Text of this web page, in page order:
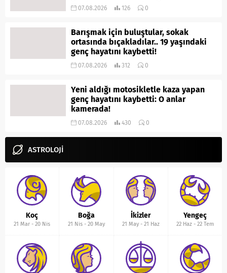
07.08.2026 126 0
Barışmak için buluştular, sokak
ortasında bıçakladılar.. 19 yaşındaki
genç hayatını kaybetti!
07.08.2026 312 0
Yeni aldığı motosikletle kaza yapan
genç hayatını kaybetti: O anlar
kamerada!
07.08.2026 430 0
ASTROLOJİ
Koç
21 Mar -20 Nis
Boğa
21 Nis- 20 May
İkizler
21 May- 21 Haz
Yengeç
22 Haz- 22 Tem